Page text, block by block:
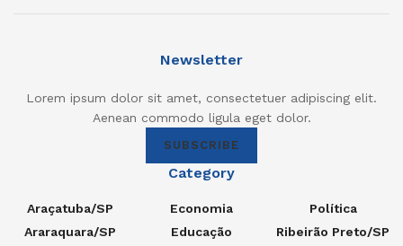
Newsletter
Lorem ipsum dolor sit amet, consectetuer adipiscing elit.
Aenean commodo ligula eget dolor.
SUBSCRIBE
Category
Araçatuba/SP
Araraquara/SP
Economia
Educação
Política
Ribeirão Preto/SP